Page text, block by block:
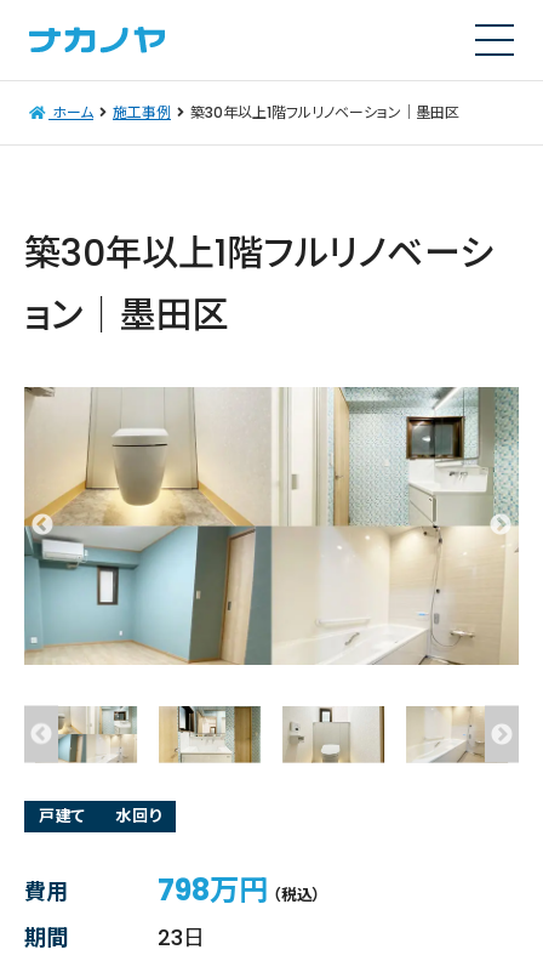
ホーム 施工事例 築30年以上1階フルリノベーション｜墨田区
築30年以上1階フルリノベーシ
ョン｜墨田区
戸建て 水回り
費用 798万円 （税込）
期間
23日